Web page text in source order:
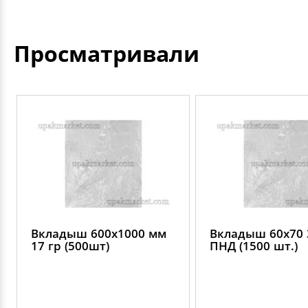
Просматривали
Вкладыш 600х1000 мм
17 гр (500шт)
Вкладыш 60х70
ПНД (1500 шт.)